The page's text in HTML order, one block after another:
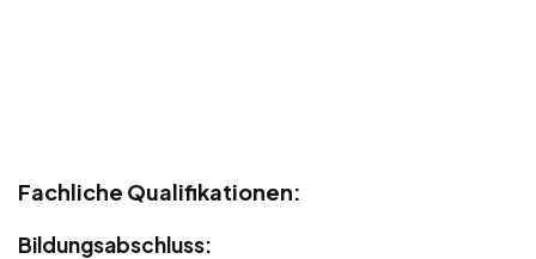
Fachliche Qualifikationen:
Bildungsabschluss: